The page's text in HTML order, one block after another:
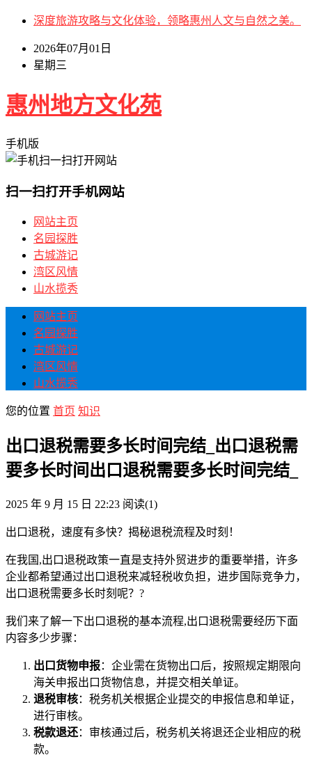
深度旅游攻略与文化体验，领略惠州人文与自然之美。
2026年07月01日
星期三
惠州地方文化苑
手机版
扫一扫打开手机网站
网站主页
名园探胜
古城游记
湾区风情
山水揽秀
网站主页
名园探胜
古城游记
湾区风情
山水揽秀
您的位置 首页 知识
出口退税需要多长时间完结_出口退税需
要多长时间出口退税需要多长时间完结_
2025 年 9 月 15 日 22:23 阅读(1)
出口退税，速度有多快？揭秘退税流程及时刻！
在我国,出口退税政策一直是支持外贸进步的重要举措，许多
企业都希望通过出口退税来减轻税收负担，进步国际竞争力，
出口退税需要多长时刻呢？?
我们来了解一下出口退税的基本流程,出口退税需要经历下面
内容多少步骤：
出口货物申报：企业需在货物出口后，按照规定期限向
海关申报出口货物信息，并提交相关单证。
退税审核：税务机关根据企业提交的申报信息和单证，
进行审核。
税款退还：审核通过后，税务机关将退还企业相应的税
款。